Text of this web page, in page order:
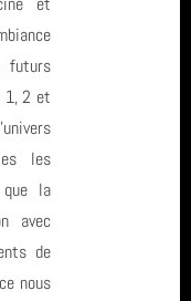
futurs
1, 2 et
les
la
avec
de
nous